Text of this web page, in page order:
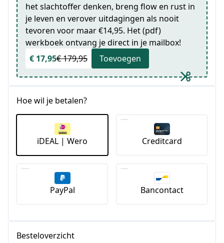
het slachtoffer denken, breng flow en rust in
je leven en verover uitdagingen als nooit
tevoren voor maar €14,95. Het (pdf)
werkboek ontvang je direct in je mailbox!
€ 17,95€ 179,95 Toevoegen
Hoe wil je betalen?
iDEAL | Wero Creditcard
PayPal Bancontact
Besteloverzicht